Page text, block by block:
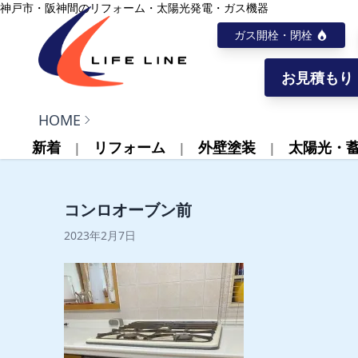
内容をスキップ
神戸市・阪神間のリフォーム・太陽光発電・ガス機器
ガス開栓・閉栓
株式会社ライフライン お見積もり
HOME
新着
リフォーム 外壁塗装 太陽光・
コンロオーブン前
2023年2月7日